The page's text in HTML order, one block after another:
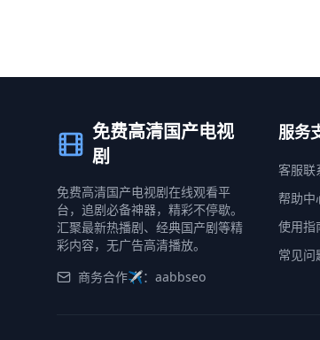
免费高清国产电视
剧
免费高清国产电视剧在线观看平
台，追剧必备神器，精彩不停歇。
汇聚最新热播剧、经典国产剧等精
彩内容，无广告高清播放。
商务合作✈️：aabbseo
服务
客服联
帮助中
使用指
常见问